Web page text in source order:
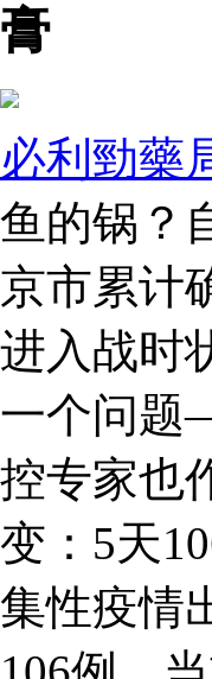
膏
必利勁藥
鱼的锅？
京市累计
进入战时
一个问题
控专家也
变：5天
集性疫情